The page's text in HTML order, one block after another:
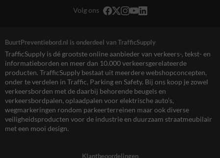
Volg ons
BuurtPreventiebord.nl is onderdeel van TrafficSupply
TrafficSupply is dé grootste online aanbieder van verkeers-, tekst- en
informatieborden en meer dan 10.000 verkeersgerelateerde
producten. TrafficSupply bestaat uit meerdere webshopconcepten,
onder te verdelen in Traffic, Parking en Safety. Bij ons koop je zowel
verkeersborden met de daarbij behorende beugels en
verkeersbordpalen, oplaadpalen voor elektrische auto’s,
wegmarkeringen rondom parkeerterreinen maar ook diverse
veiligheidsproducten voor de industrie en duurzaam straatmeubilair
met een mooi design.
Klantbeoordelingen